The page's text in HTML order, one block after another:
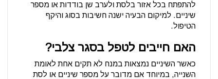
להתפתח בכל אזור בלסת ולערב שן בודדות או מספר
שיניים. למיקום הבעיה ישנה חשיבות בסוג והיקף
הטיפול.
האם חייבים לטפל בסגר צלבי?
כאשר השיניים נמצאות במנח לא תקים אחת לאומת
השנייה, במיוחד אם מדובר על מספר שיניים או לסת